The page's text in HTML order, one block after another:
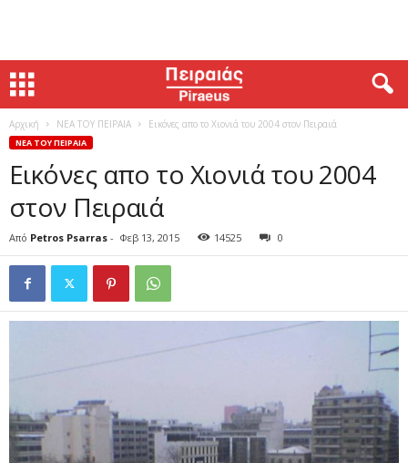
Αρχική ΝΕΑ ΤΟΥ ΠΕΙΡΑΙΑ Εικόνες απο το Χιονιά του 2004 στον Πειραιά
ΝΕΑ ΤΟΥ ΠΕΙΡΑΙΑ
Εικόνες απο το Χιονιά του 2004
στον Πειραιά
Από Petros Psarras - Φεβ 13, 2015 14525 0